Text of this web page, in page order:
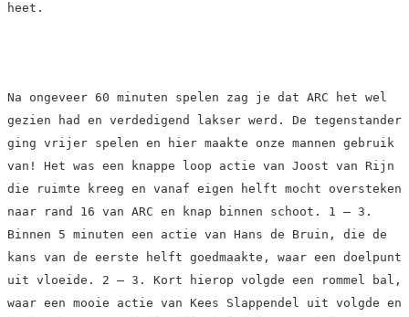
heet.
Na ongeveer 60 minuten spelen zag je dat ARC het wel
gezien had en verdedigend lakser werd. De tegenstander
ging vrijer spelen en hier maakte onze mannen gebruik
van! Het was een knappe loop actie van Joost van Rijn
die ruimte kreeg en vanaf eigen helft mocht oversteken
naar rand 16 van ARC en knap binnen schoot. 1 – 3.
Binnen 5 minuten een actie van Hans de Bruin, die de
kans van de eerste helft goedmaakte, waar een doelpunt
uit vloeide. 2 – 3. Kort hierop volgde een rommel bal,
waar een mooie actie van Kees Slappendel uit volgde en